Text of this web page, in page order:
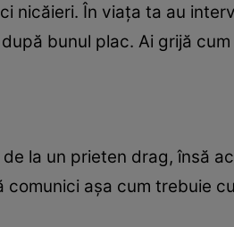
nicăieri. În viaţa ta au
bunul plac. Ai grijă cum
la un prieten drag, însă
comunici aşa cum trebuie